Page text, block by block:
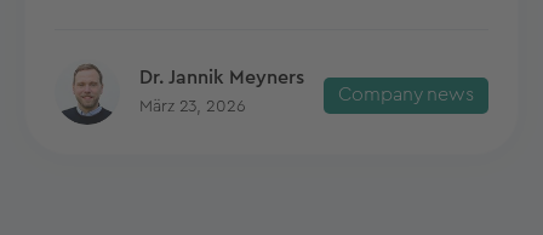
Dr. Jannik Meyners
März 23, 2026
Company news